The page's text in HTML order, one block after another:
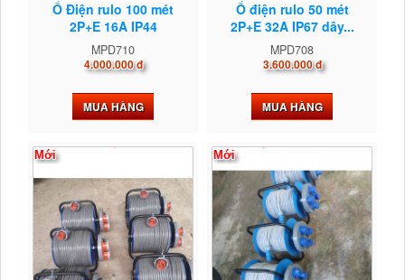
Ổ Điện rulo 100 mét
2P+E 16A IP44
MPD710
4.000.000 đ
MUA HÀNG
Ổ điện rulo 50 mét
2P+E 32A IP67 dây...
MPD708
3.600.000 đ
MUA HÀNG
Mới Mới